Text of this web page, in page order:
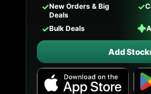
✓New Orders & Big
Deals
✓
✓Bulk Deals ✦
Add